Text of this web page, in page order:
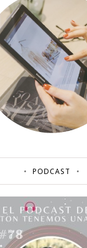
PODCAST